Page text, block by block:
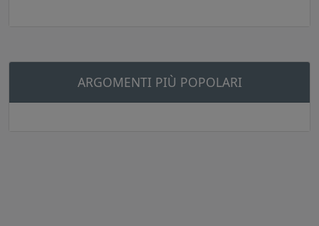
ARGOMENTI PIÙ POPOLARI